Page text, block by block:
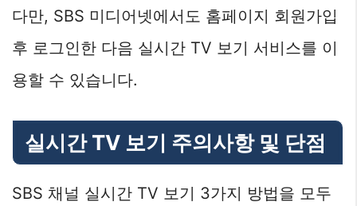
다만, SBS 미디어넷에서도 홈페이지 회원가입
후 로그인한 다음 실시간 TV 보기 서비스를 이
용할 수 있습니다.
실시간 TV 보기 주의사항 및 단점
SBS 채널 실시간 TV 보기 3가지 방법을 모두